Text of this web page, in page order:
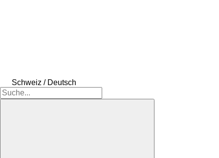
Schweiz / Deutsch